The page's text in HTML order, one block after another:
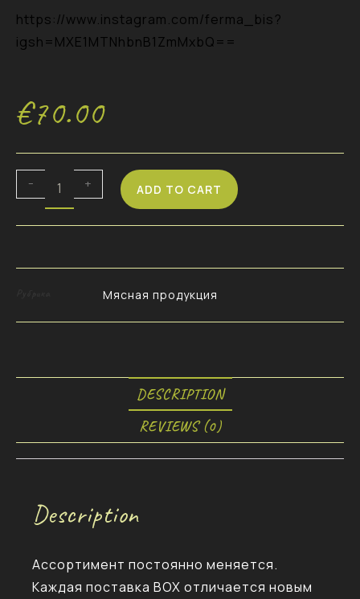
https://www.instagram.com/ferma_bis?
igsh=MXE1MTNhbnB1ZmMxbQ==
€70.00
- + ADD TO CART
Мясная продукция
DESCRIPTION
REVIEWS (0)
Description
Ассортимент постоянно меняется.
Каждая поставка BOX отличается новым